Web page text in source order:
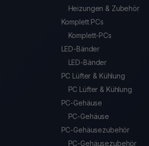
Heizungen & Zubehör
Komplett PCs
Komplett-PCs
LED-Bänder
LED-Bänder
PC Lüfter & Kühlung
PC Lüfter & Kühlung
PC-Gehäuse
PC-Gehäuse
PC-Gehäusezubehör
PC-Gehäusezubehör